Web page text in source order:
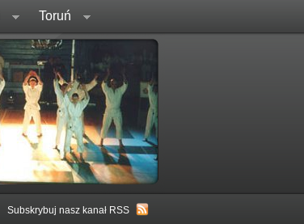
Toruń
Subskrybuj nasz kanał RSS